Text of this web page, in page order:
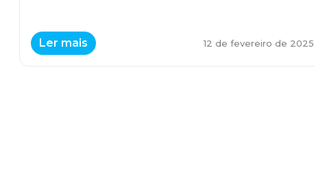
Ler mais 12 de fevereiro de 2025